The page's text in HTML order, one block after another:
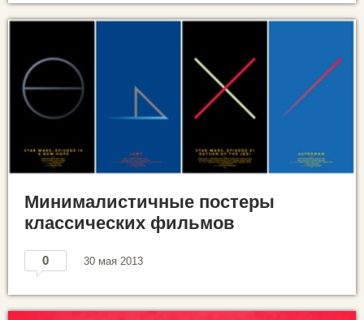
Минималистичные постеры
классических фильмов
0 30 мая 2013